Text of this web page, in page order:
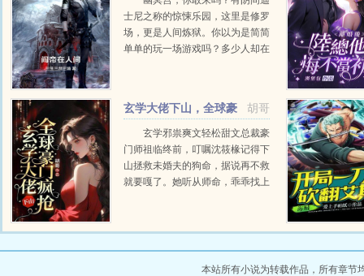
士尼之称的惊悚乐园，这里是修罗
场，更是人间炼狱。你以为是简简
单单的玩一场游戏吗？多少人却在
说起...
胡哥
玄学大佬下山，全球豪
门疯抢玄学邪祟爽文轻松甜文总裁豪
门师祖临终前，叮嘱沈筱椽记得下
山拯救未婚夫的狗命，据说再不救
就要嘎了。她听从师命，乖乖找上
本站所有小说为转载作品，所有章节